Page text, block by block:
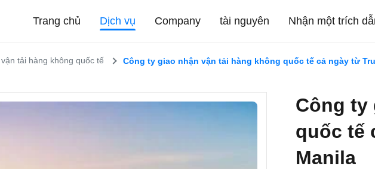
Trang chủ Dịch vụ Company tài nguyên Nhận một trích
tải hàng không quốc tế Công ty giao nhận vận tải hàng không quốc tế cả ngày từ
Công ty
quốc tế
Manila